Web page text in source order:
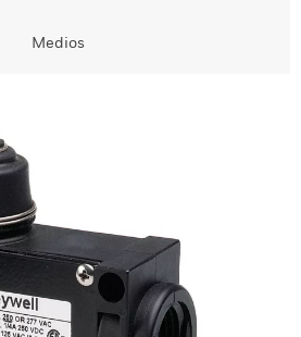
Medios